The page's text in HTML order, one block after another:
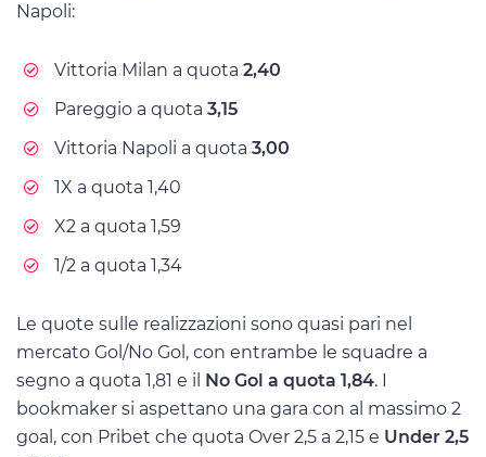
Napoli:
Vittoria Milan a quota 2,40
Pareggio a quota 3,15
Vittoria Napoli a quota 3,00
1X a quota 1,40
X2 a quota 1,59
1/2 a quota 1,34
Le quote sulle realizzazioni sono quasi pari nel
mercato Gol/No Gol, con entrambe le squadre a
segno a quota 1,81 e il
No Gol a quota 1,84. I
bookmaker si aspettano una gara con al massimo 2
goal, con Pribet che quota Over 2,5 a 2,15 e Under 2,5